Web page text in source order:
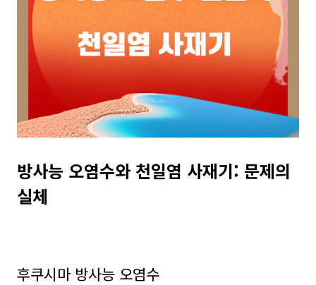
방사능 오염수와 천일염 사재기: 문제의
실체
후쿠시마 방사능 오염수